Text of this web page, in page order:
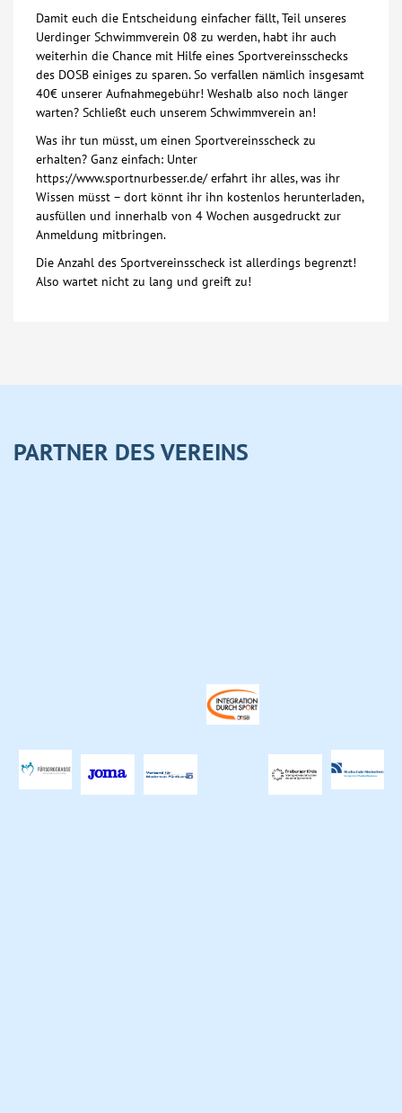
Damit euch die Entscheidung einfacher fällt, Teil unseres
Uerdinger Schwimmverein 08 zu werden, habt ihr auch
weiterhin die Chance mit Hilfe eines Sportvereinsschecks
des DOSB einiges zu sparen. So verfallen nämlich insgesamt
40€ unserer Aufnahmegebühr! Weshalb also noch länger
warten? Schließt euch unserem Schwimmverein an!
Was ihr tun müsst, um einen Sportvereinsscheck zu
erhalten? Ganz einfach: Unter
https://www.sportnurbesser.de/ erfahrt ihr alles, was ihr
Wissen müsst – dort könnt ihr ihn kostenlos herunterladen,
ausfüllen und innerhalb von 4 Wochen ausgedruckt zur
Anmeldung mitbringen.
Die Anzahl des Sportvereinsscheck ist allerdings begrenzt!
Also wartet nicht zu lang und greift zu!
PARTNER DES VEREINS